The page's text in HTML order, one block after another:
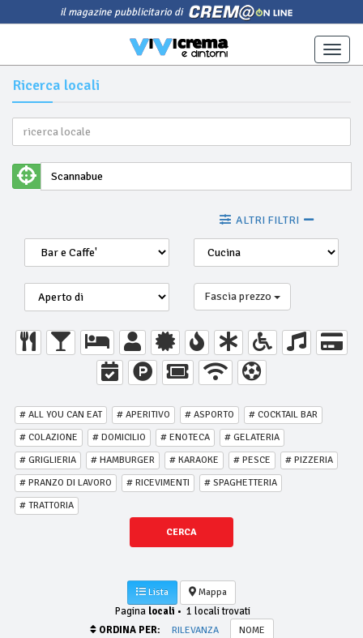
il magazine pubblicitario di
Toggle
Ricerca locali
ALTRI FILTRI
Fascia prezzo
# ALL YOU CAN EAT # APERITIVO # ASPORTO
# COCKTAIL BAR
# COLAZIONE
# DOMICILIO # ENOTECA
# GELATERIA
# GRIGLIERIA
# HAMBURGER # KARAOKE # PESCE
# PIZZERIA
# PRANZO DI LAVORO
# RICEVIMENTI
# SPAGHETTERIA
# TRATTORIA
CERCA
Lista Mappa
Pagina locali • 1 locali trovati
ORDINA PER:
RILEVANZA NOME